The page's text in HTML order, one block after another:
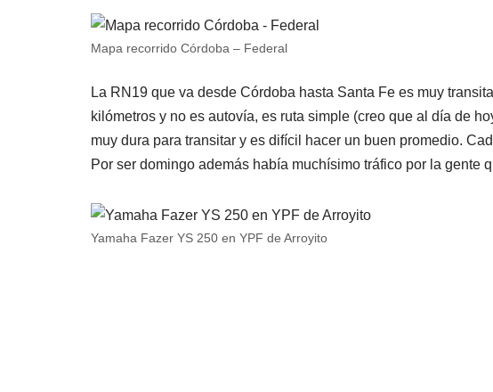
Mapa recorrido Córdoba – Federal
La RN19 que va desde Córdoba hasta Santa Fe es muy
kilómetros y no es autovía, es ruta simple (creo que al día de
muy dura para transitar y es difícil hacer un buen promedio.
Por ser domingo además había muchísimo tráfico por la gente
Yamaha Fazer YS 250 en YPF de Arroyito